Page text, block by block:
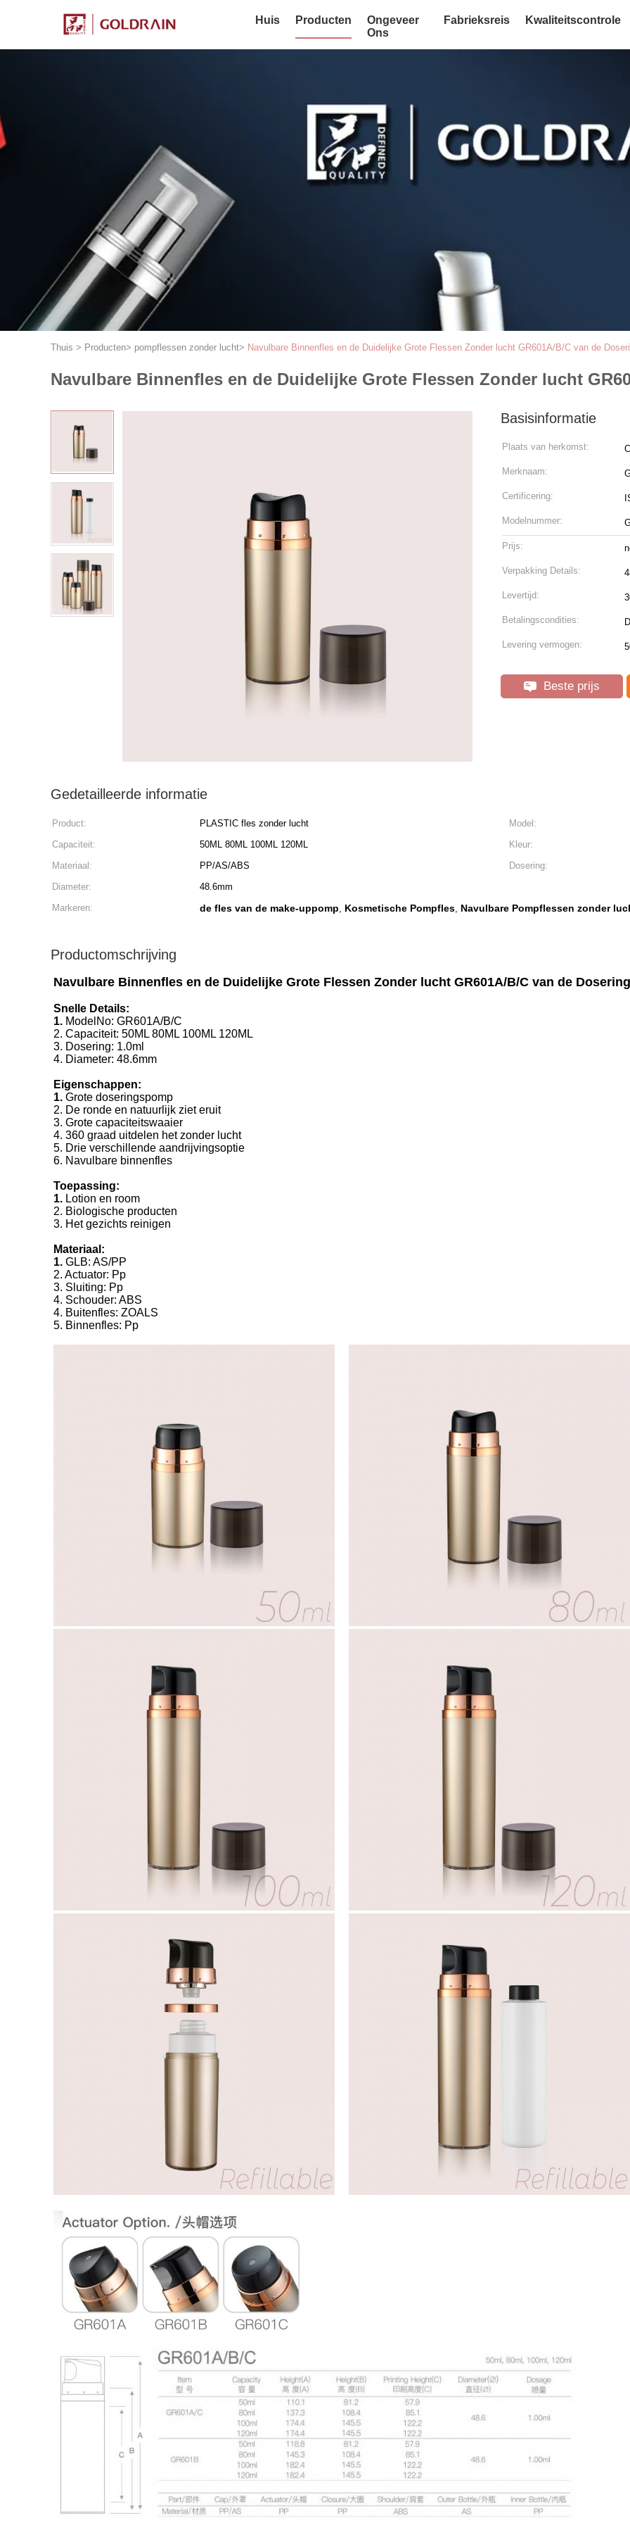
Huis Producten
Ongeveer
Ons
Fabrieksreis Kwaliteitscontrole
Thuis > Producten> pompflessen zonder lucht> Navulbare Binnenfles en de Duidelijke Grote Flessen Zonder lucht GR601A/B/C van de
Navulbare Binnenfles en de Duidelijke Grote Flessen Zonder lucht
Basisinformatie
Plaats van herkomst:
Merknaam:
Certificering:
Modelnummer:
Prijs:
Verpakking Details:
Levertijd:
Betalingscondities:
Levering vermogen:
Beste prijs
Gedetailleerde informatie
Product: PLASTIC fles zonder lucht Model:
Capaciteit:
50ML 80ML 100ML 120ML Kleur:
Materiaal:
PP/AS/ABS Dosering:
Diameter:
48.6mm
Markeren:
de fles van de make-uppomp, Kosmetische Pompfles, Navulbare Pompflessen zonder
Productomschrijving
Navulbare Binnenfles en de Duidelijke Grote Flessen Zonder lucht GR601A/B/C van de
Snelle Details:
1. ModelNo: GR601A/B/C
2. Capaciteit: 50ML 80ML 100ML 120ML
3. Dosering: 1.0ml
4. Diameter: 48.6mm
Eigenschappen:
1. Grote doseringspomp
2. De ronde en natuurlijk ziet eruit
3. Grote capaciteitswaaier
4. 360 graad uitdelen het zonder lucht
5. Drie verschillende aandrijvingsoptie
6. Navulbare binnenfles
Toepassing:
1. Lotion en room
2. Biologische producten
3. Het gezichts reinigen
Materiaal:
1. GLB: AS/PP
2. Actuator: Pp
3. Sluiting: Pp
4. Schouder: ABS
4. Buitenfles: ZOALS
5. Binnenfles: Pp